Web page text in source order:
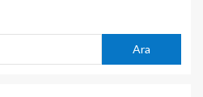
Ara